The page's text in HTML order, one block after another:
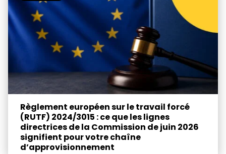
Règlement européen sur le travail forcé
(RUTF) 2024/3015 : ce que les lignes
directrices de la Commission de juin 2026
signifient pour votre chaîne
d’approvisionnement